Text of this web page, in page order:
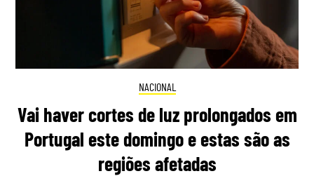
NACIONAL
Vai haver cortes de luz prolongados em
Portugal este domingo e estas são as
regiões afetadas